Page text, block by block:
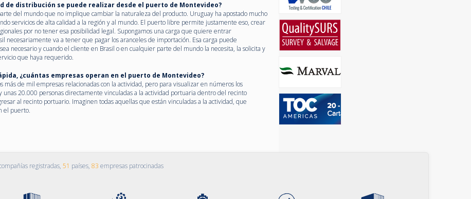
de distribución se puede realizar desde el puerto de Montevideo?
del mundo que no implique cambiar la naturaleza del producto. Uruguay ha apostado mucho
servicios de alta calidad a la región y al mundo. El puerto libre permite justamente eso, crear
por no tener esa posibilidad legal. Supongamos una carga que quiere entrar
necesariamente va a tener que pagar los aranceles de importación. Esa carga puede
necesario y cuando el cliente en Brasil o en cualquier parte del mundo la necesita, la solicita y
que haya requerido.
¿cuántas empresas operan en el puerto de Montevideo?
de mil empresas relacionadas con la actividad, pero para visualizar en números los
unas 20.000 personas directamente vinculadas a la actividad portuaria dentro del recinto
al recinto portuario. Imaginen todas aquellas que están vinculadas a la actividad, que
el puerto.
registradas, 51 países, 83 empresas patrocinadas